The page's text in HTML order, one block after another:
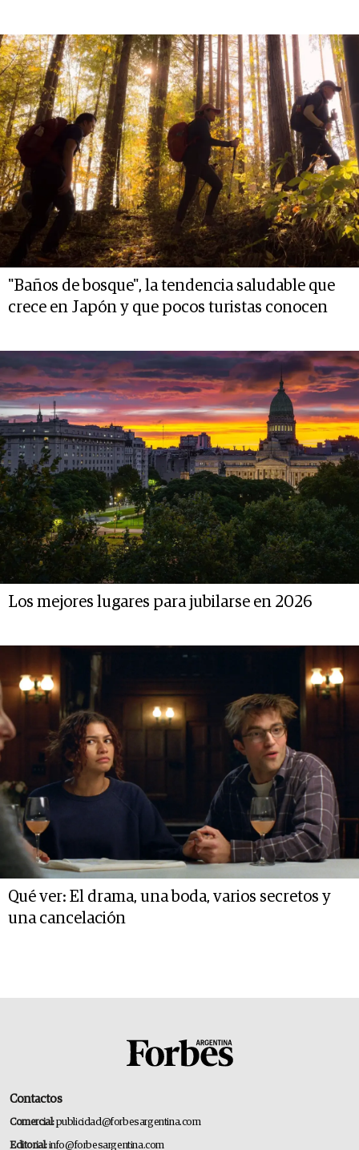
"Baños de bosque", la tendencia saludable que
crece en Japón y que pocos turistas conocen
Los mejores lugares para jubilarse en 2026
Qué ver: El drama, una boda, varios secretos y
una cancelación
Contactos
Comercial:publicidad@forbesargentina.com
Editorial:info@forbesargentina.com